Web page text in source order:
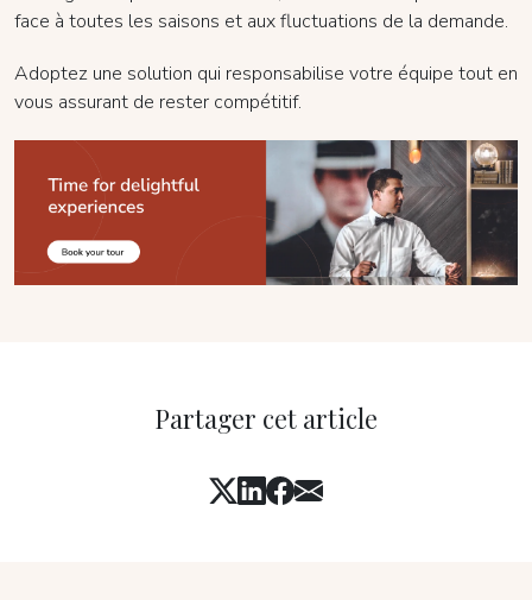
face à toutes les saisons et aux fluctuations de la demande.
Adoptez une solution qui responsabilise votre équipe tout en
vous assurant de rester compétitif.
Partager cet article